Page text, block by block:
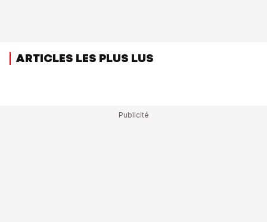
ARTICLES LES PLUS LUS